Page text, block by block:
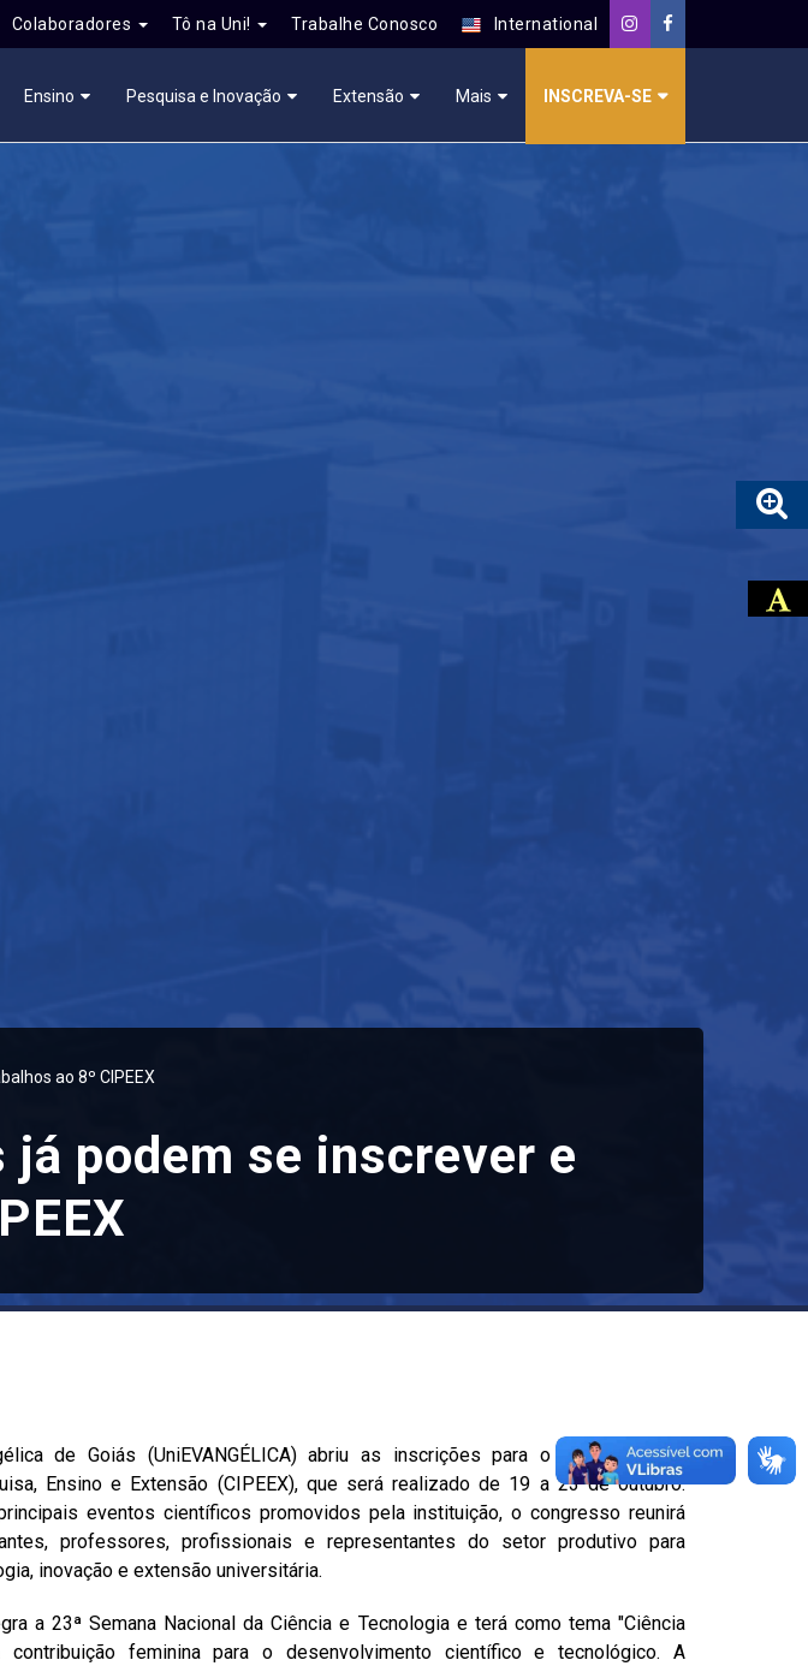
Colaboradores Tô na Uni! Trabalhe Conosco International
Ensino Pesquisa e Inovação Extensão Mais INSCREVA-SE
ao 8º CIPEEX
podem se inscrever e
de Goiás (UniEVANGÉLICA) abriu as inscrições para o 8º Congresso
Ensino e Extensão (CIPEEX), que será realizado de 19 a 23 de outubro.
eventos científicos promovidos pela instituição, o congresso reunirá
professores, profissionais e representantes do setor produtivo para
inovação e extensão universitária.
a 23ª Semana Nacional da Ciência e Tecnologia e terá como tema "Ciência
contribuição feminina para o desenvolvimento científico e tecnológico. A